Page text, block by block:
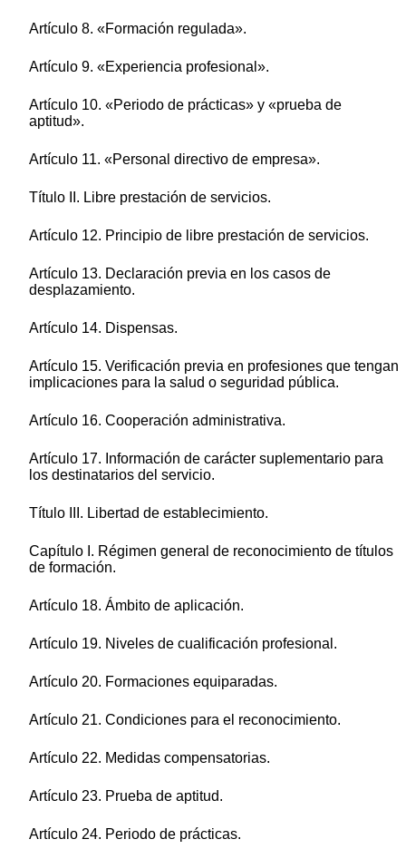
Artículo 8. «Formación regulada».
Artículo 9. «Experiencia profesional».
Artículo 10. «Periodo de prácticas» y «prueba de
aptitud».
Artículo 11. «Personal directivo de empresa».
Título II. Libre prestación de servicios.
Artículo 12. Principio de libre prestación de servicios.
Artículo 13. Declaración previa en los casos de
desplazamiento.
Artículo 14. Dispensas.
Artículo 15. Verificación previa en profesiones que tengan
implicaciones para la salud o seguridad pública.
Artículo 16. Cooperación administrativa.
Artículo 17. Información de carácter suplementario para
los destinatarios del servicio.
Título III. Libertad de establecimiento.
Capítulo I. Régimen general de reconocimiento de títulos
de formación.
Artículo 18. Ámbito de aplicación.
Artículo 19. Niveles de cualificación profesional.
Artículo 20. Formaciones equiparadas.
Artículo 21. Condiciones para el reconocimiento.
Artículo 22. Medidas compensatorias.
Artículo 23. Prueba de aptitud.
Artículo 24. Periodo de prácticas.